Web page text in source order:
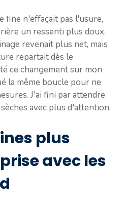
fine n'effaçait pas l'usure,
un ressenti plus doux.
revenait plus net, mais
repartait dès le
ce changement sur mon
la même boucle pour ne
J'ai fini par attendre
avec plus d'attention.
plus
avec les